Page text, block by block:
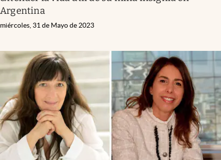
Argentina
miércoles, 31 de Mayo de 2023